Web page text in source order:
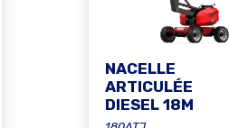
NACELLE
ARTICULÉE
DIESEL 18M